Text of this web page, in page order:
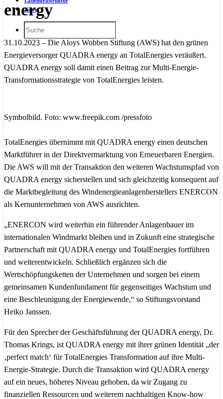
News
energy
31.10.2023 – Die Aloys Wobben Stiftung (AWS) hat den grünen
Energieversorger QUADRA energy an TotalEnergies veräußert.
QUADRA energy soll damit einen Beitrag zur Multi-Energie-
Transformationsstrategie von TotalEnergies leisten.
Symbolbild. Foto: www.freepik.com /pressfoto
TotalEnergies übernimmt mit QUADRA energy einen deutschen
Marktführer in der Direktvermarktung von Erneuerbaren Energien.
Die AWS will mit der Transaktion den weiteren Wachstumspfad von
QUADRA energy sicherstellen und sich gleichzeitig konsequent auf
die Marktbegleitung des Windenergieanlagenherstellers ENERCON
als Kernunternehmen von AWS ausrichten.
„ENERCON wird weiterhin ein führender Anlagenbauer im
internationalen Windmarkt bleiben und in Zukunft eine strategische
Partnerschaft mit QUADRA energy und TotalEnergies fortführen
und weiterentwickeln. Schließlich ergänzen sich die
Wertschöpfungsketten der Unternehmen und sorgen bei einem
gemeinsamen Kundenfundament für gegenseitiges Wachstum und
eine Beschleunigung der Energiewende,“ so Stiftungsvorstand
Heiko Janssen.
Für den Sprecher der Geschäftsführung der QUADRA energy, Dr.
Thomas Krings, ist QUADRA energy mit ihrer grünen Identität „der
‚perfect match‘ für TotalEnergies Transformation auf ihre Multi-
Energie-Strategie. Durch die Transaktion wird QUADRA energy
auf ein neues, höheres Niveau gehoben, da wir Zugang zu
finanziellen Ressourcen und weiterem nachhaltigen Know-how